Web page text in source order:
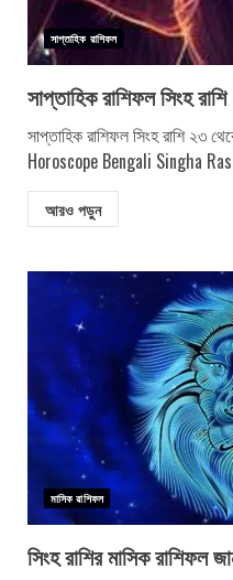
সাপ্তাহিক রাশিফল
সাপ্তাহিক রাশিফল সিংহ
সাপ্তাহিক রাশিফল সিংহ রাশি ২৩
Horoscope Bengali Singha
আরও পড়ুন
মাসিক রাশিফল
সিংহ রাশির মাসিক রাশিফল